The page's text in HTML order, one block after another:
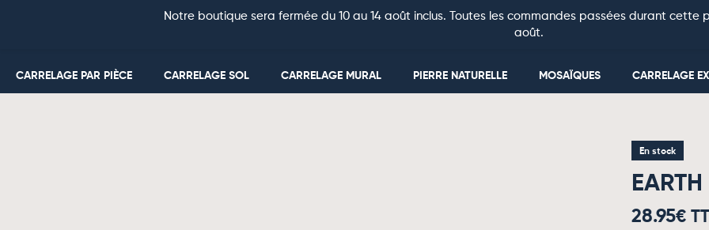
CARRELAGE PAR PIÈCE CARRELAGE SOL CARRELAGE MURAL PIERRE NATURELLE MOSAÏQUES CARRELAGE
En stock
EARTH
28.95€
Notre boutique sera fermée du 10 au 14 août inclus. Toutes les commandes passées durant
août.